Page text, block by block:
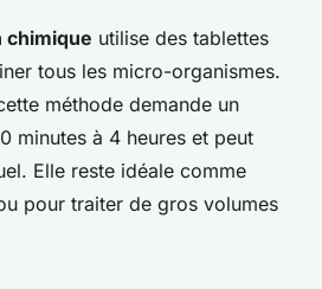
chimique utilise des tablettes
tous les micro-organismes.
méthode demande un
minutes à 4 heures et peut
Elle reste idéale comme
pour traiter de gros volumes